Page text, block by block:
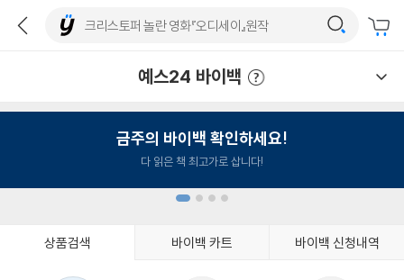
예스24 바이백
금주의 바이백 확인하세요!
다 읽은 책 최고가로 삽니다!
상품검색 바이백 카트 바이백 신청내역